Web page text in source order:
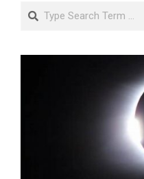
Search